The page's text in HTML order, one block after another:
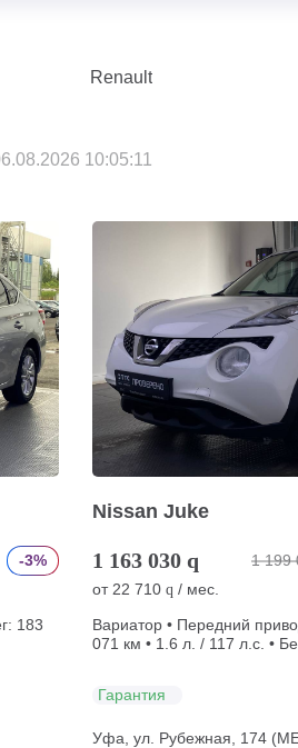
Renault
10:05:11
-3%
183
Nissan Juke
1 163 030 q 1 199
от 22 710 q / мес.
Вариатор • Передний
071 км • 1.6 л. / 117 л.с. •
Гарантия
Уфа, ул. Рубежная, 174